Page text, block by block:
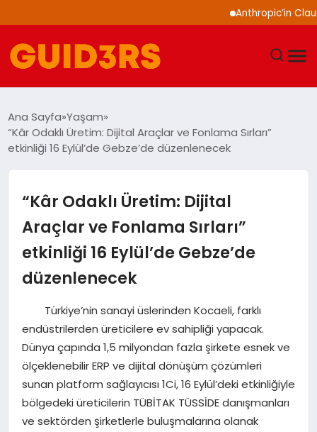
Anthropic’in Claude
YAŞAM
SAĞLIK
MAGAZIN
EĞITIM
Ana Sayfa Yaşam
“Kâr Odaklı Üretim: Dijital Araçlar ve Fonlama Sırları”
etkinliği 16 Eylül’de Gebze’de düzenlenecek
“Kâr Odaklı Üretim: Dijital
Araçlar ve Fonlama Sırları”
etkinliği 16 Eylül’de Gebze’de
düzenlenecek
Türkiye’nin sanayi üslerinden Kocaeli, farklı
endüstrilerden üreticilere ev sahipliği yapacak.
Dünya çapında 1,5 milyondan fazla şirkete esnek ve
ölçeklenebilir ERP ve dijital dönüşüm çözümleri
sunan platform sağlayıcısı 1Ci, 16 Eylül’deki etkinliğiyle
bölgedeki üreticilerin TÜBİTAK TÜSSİDE danışmanları
ve sektörden şirketlerle buluşmalarına olanak